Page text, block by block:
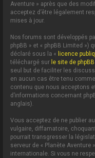
Aventure » après que des
acceptez d’être légalement
mises à jour.
Nos forums sont développés
phpBB » et « phpBB Limited
déclaré sous la « licence
téléchargé sur le site de phpBB
seul but de faciliter les
en aucun cas être tenu
contenu que nous acceptons
d’informations concernant
anglais).
Vous acceptez de ne publier
vulgaire, diffamatoire,
pourrait transgresser la
serveur de « Planète Aventure
internationale. Si vous ne